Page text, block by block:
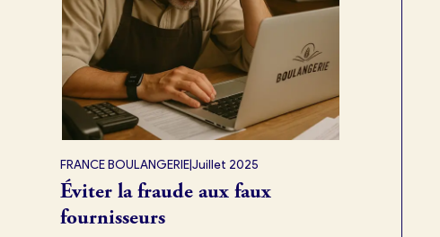
FRANCE BOULANGERIE|Juillet 2025
Éviter la fraude aux faux
fournisseurs